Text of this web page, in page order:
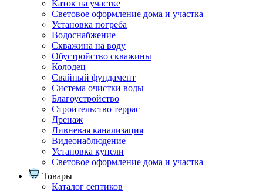
Каток на участке
Световое оформление дома и участка
Установка погреба
Водоснабжение
Скважина на воду
Обустройство скважины
Колодец
Свайный фундамент
Система очистки воды
Благоустройство
Строительство террас
Дренаж
Ливневая канализация
Видеонаблюдение
Установка купели
Световое оформление дома и участка
Товары
Каталог септиков